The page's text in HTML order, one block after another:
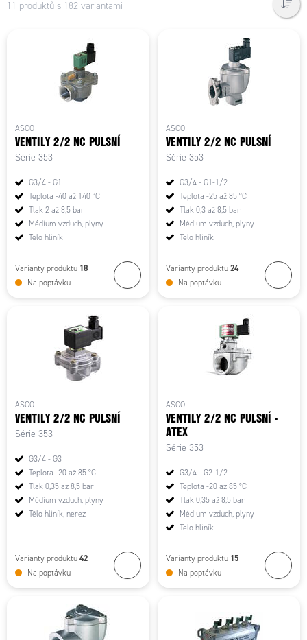
11 produktů s 182 variantami
ASCO
VENTILY 2/2 NC PULSNÍ
Série 353
G3/4 - G1
Teplota -40 až 140 °C
Tlak 2 až 8,5 bar
Médium vzduch, plyny
Tělo hliník
Varianty produktu 18
Na poptávku
ASCO
VENTILY 2/2 NC PULSNÍ
Série 353
G3/4 - G1-1/2
Teplota -25 až 85 °C
Tlak 0,3 až 8,5 bar
Médium vzduch, plyny
Tělo hliník
Varianty produktu 24
Na poptávku
ASCO
VENTILY 2/2 NC PULSNÍ
Série 353
G3/4 - G3
Teplota -20 až 85 °C
Tlak 0,35 až 8,5 bar
Médium vzduch, plyny
Tělo hliník, nerez
Varianty produktu 42
Na poptávku
ASCO
VENTILY 2/2 NC PULSNÍ -
ATEX
Série 353
G3/4 - G2-1/2
Teplota -20 až 85 °C
Tlak 0,35 až 8,5 bar
Médium vzduch, plyny
Tělo hliník
Varianty produktu 15
Na poptávku